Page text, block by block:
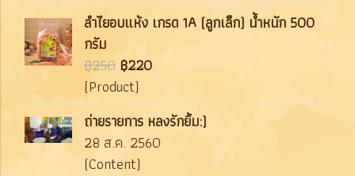
ลำไยอบแห้ง เกรด 1A (ลูกเล็ก) น้ำหนัก 500
กรัม
฿250 ฿220
(Product)
ถ่ายรายการ หลงรักยิ้ม:)
28 ส.ค. 2560
(Content)